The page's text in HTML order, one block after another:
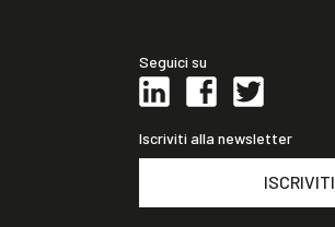
Seguici su
Iscriviti alla newsletter
ISCRIVITI